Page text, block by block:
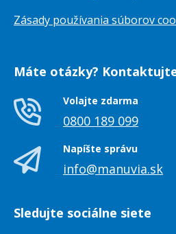
Zásady používania súborov
Máte otázky?
Volajte zdarma
0800 189 099
Napíšte správu
info@manuvia.sk
Sledujte sociálne siete